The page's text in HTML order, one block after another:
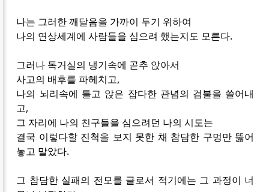
나는 그러한 깨달음을 가까이 두기 위하여
나의 연상세계에 사람들을 심으려 했는지도 모른다.
그러나 독거실의 냉기속에 곧추 앉아서
사고의 배후를 파헤치고,
나의 뇌리속에 틀고 앉은 잡다한 관념의 검불을 쓸어내
고,
그 자리에 나의 친구들을 심으려던 나의 시도는
결국 이렇다할 진척을 보지 못한 채 참담한 구멍만 뚫어
놓고 말았다.
그 참담한 실패의 전모를 글로서 적기에는 그 과정이 너